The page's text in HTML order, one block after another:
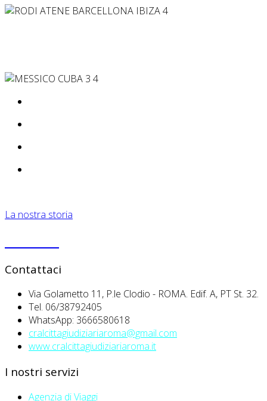
La nostra storia
Contattaci
Via Golametto 11, P.le Clodio - ROMA. Edif. A, PT St. 32.
Tel. 06/38792405
WhatsApp: 3666580618
cralcittagiudiziariaroma@gmail.com
www.cralcittagiudiziariaroma.it
I nostri servizi
Agenzia di Viaggi